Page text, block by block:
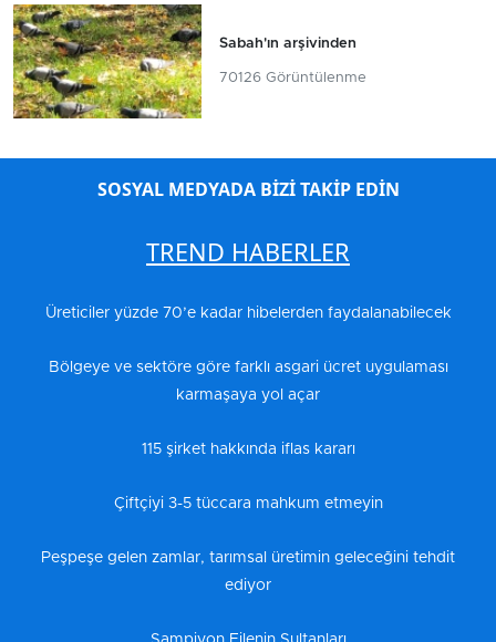
Sabah'ın arşivinden
70126 Görüntülenme
SOSYAL MEDYADA BİZİ TAKİP EDİN
TREND HABERLER
Üreticiler yüzde 70’e kadar hibelerden faydalanabilecek
Bölgeye ve sektöre göre farklı asgari ücret uygulaması
karmaşaya yol açar
115 şirket hakkında iflas kararı
Çiftçiyi 3-5 tüccara mahkum etmeyin
Peşpeşe gelen zamlar, tarımsal üretimin geleceğini tehdit
ediyor